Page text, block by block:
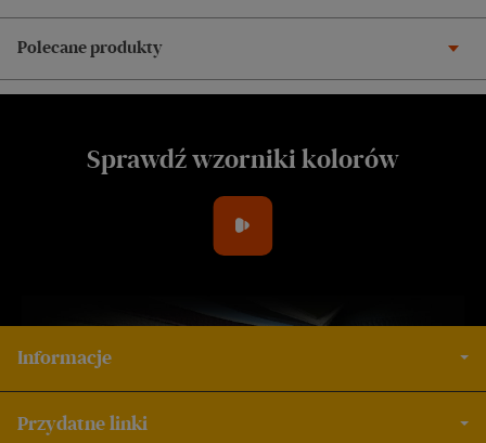
Polecane produkty
Sprawdź wzorniki kolorów
Informacje
Przydatne linki